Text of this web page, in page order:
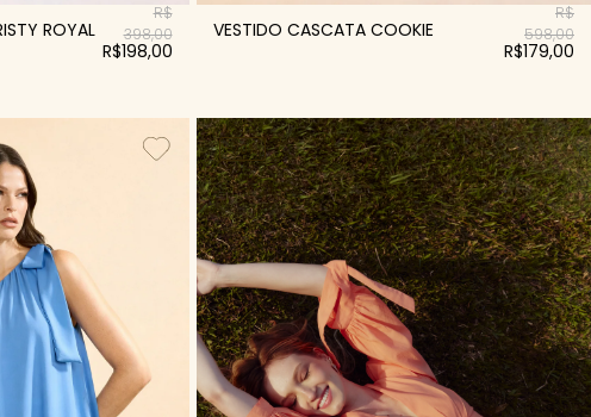
ROYAL
R$
398,00
R$198,00
VESTIDO CASCATA COOKIE
R$
598,00
R$179,00
-70%